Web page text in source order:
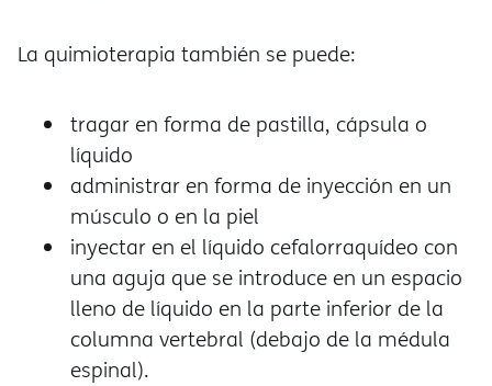
La quimioterapia también se puede:
tragar en forma de pastilla, cápsula o
líquido
administrar en forma de inyección en un
músculo o en la piel
inyectar en el líquido cefalorraquídeo con
una aguja que se introduce en un espacio
lleno de líquido en la parte inferior de la
columna vertebral (debajo de la médula
espinal).